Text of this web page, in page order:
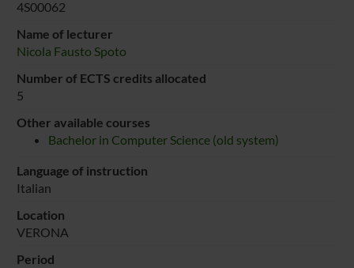
4S00062
Name of lecturer
Nicola Fausto Spoto
Number of ECTS credits allocated
5
Other available courses
Bachelor in Computer Science (old system)
Language of instruction
Italian
Location
VERONA
Period